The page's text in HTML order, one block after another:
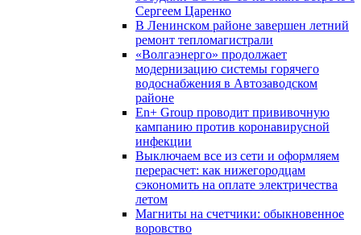
Сергеем Царенко
В Ленинском районе завершен летний
ремонт тепломагистрали
«Волгаэнерго» продолжает
модернизацию системы горячего
водоснабжения в Автозаводском
районе
En+ Group проводит прививочную
кампанию против коронавирусной
инфекции
Выключаем все из сети и оформляем
перерасчет: как нижегородцам
сэкономить на оплате электричества
летом
Магниты на счетчики: обыкновенное
воровство